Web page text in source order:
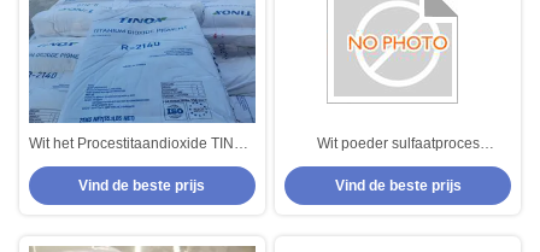
Wit het Procestitaandioxide TINOX
r-2140 van het Pigmentsulfaat
Vind de beste prijs
Wit poeder sulfaatproces
Titaniumdioxide 0 1% zeefresidu
Versatile product
Vind de beste prijs